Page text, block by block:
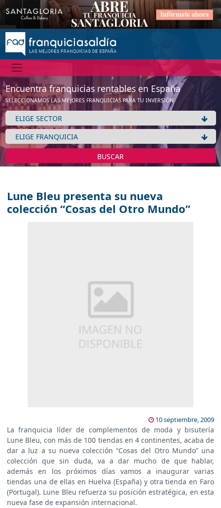
Encuentra franquicias rentables en España
SELECCIONAMOS LAS MEJORES FRANQUICIAS PARA TU INVERSIÓN
BUSCAR
Lune Bleu presenta su nueva
colección “Cosas del Otro Mundo”
10 septiembre, 2009
La franquicia líder de complementos de moda y bisutería
Lune Bleu, con más de 100 tiendas en 4 continentes, acaba de
dar a luz a su nueva colección “Cosas del Otro Mundo” una
colección que sin duda, va a dar mucho de que hablar,
además en los próximos días vamos a inaugurar varias
tiendas una de ellas en Huelva (España) y otra tienda en Faro
(Portugal). Lune Bleu refuerza su posición estratégica, en esta
nueva fase de expansión internacional.